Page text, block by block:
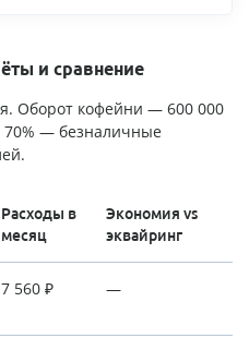
и сравнение
Оборот кофейни — 600 000
70% — безналичные
Расходы в
месяц
Экономия vs
эквайринг
7 560 ₽ —